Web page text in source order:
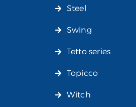
Steel
Swing
Tetto series
Topicco
Witch